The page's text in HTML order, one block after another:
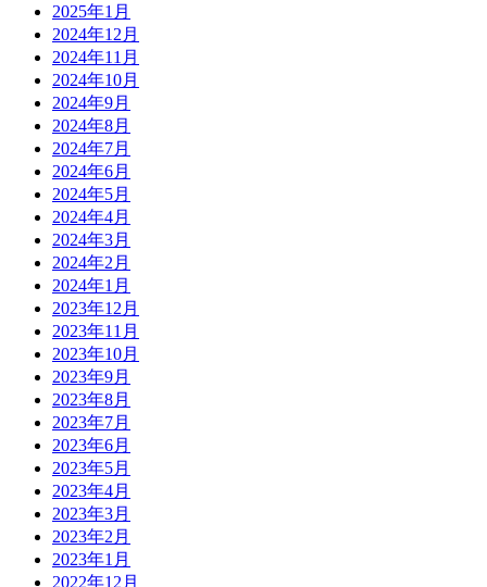
2025年1月
2024年12月
2024年11月
2024年10月
2024年9月
2024年8月
2024年7月
2024年6月
2024年5月
2024年4月
2024年3月
2024年2月
2024年1月
2023年12月
2023年11月
2023年10月
2023年9月
2023年8月
2023年7月
2023年6月
2023年5月
2023年4月
2023年3月
2023年2月
2023年1月
2022年12月